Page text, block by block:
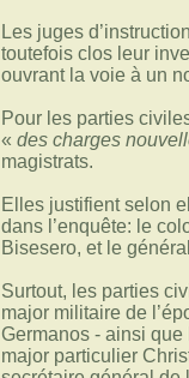
Les juges
toutefois clos leur
ouvrant la voie à un
Pour les parties
« des charges
magistrats.
Elles justifient selon
dans l’enquête: le
Bisesero, et le
Surtout, les parties
major militaire de
Germanos - ainsi que
major particulier